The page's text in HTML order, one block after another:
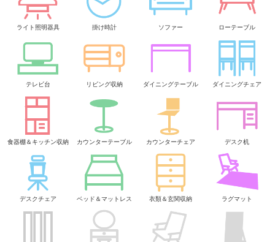
ライト照明器具 掛け時計 ソファー ローテーブル
テレビ台 リビング収納 ダイニングテーブル ダイニングチェア
食器棚＆キッチン収納 カウンターテーブル カウンターチェア デスク机
デスクチェア ベッド＆マットレス 衣類＆玄関収納 ラグマット